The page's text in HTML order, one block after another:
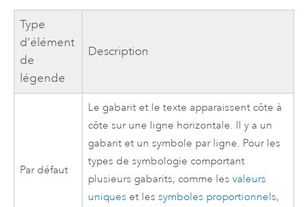
Type
d’élément
de
légende
Description
Par défaut
Le gabarit et le texte apparaissent côte à
côte sur une ligne horizontale. Il y a un
gabarit et un symbole par ligne. Pour les
types de symbologie comportant
plusieurs gabarits, comme lesvaleurs
uniques et lessymboles proportionnels,